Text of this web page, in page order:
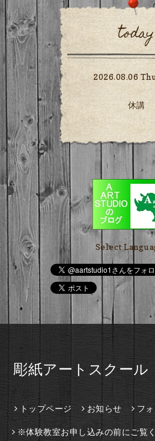
today
2026.08.06
休講
Select
彫紙アートスクー
トップページ お知らせ フ
※体験教室お申し込みの前にご覧